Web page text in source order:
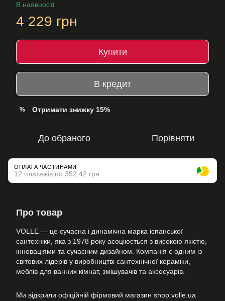
В наявності
4 229 грн
Купити
В кредит
% Отримати знижку 15%
До обраного Порівняти
ОПЛАТА ЧАСТИНАМИ
12 платежів по 352.42 грн
Про товар
VOLLE — це сучасна і динамічна марка іспанської
сантехніки, яка з 1978 року асоціюється з високою якістю,
інноваціями та сучасним дизайном. Компанія є одним із
світових лідерів у виробництві сантехнічної кераміки,
меблів для ванних кімнат, змішувачів та аксесуарів.
Ми відкрили офіційній фірмовий магазин shop.volle.ua